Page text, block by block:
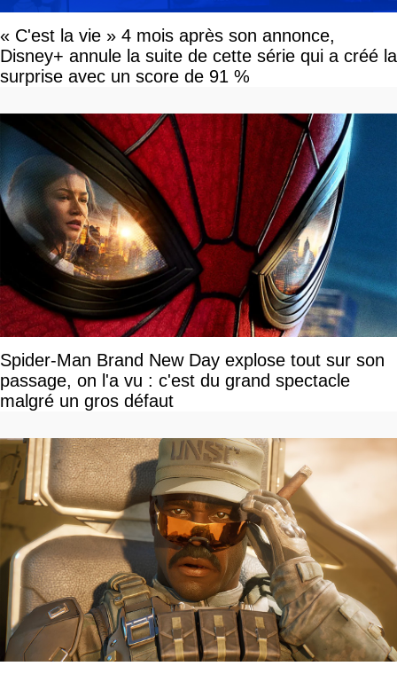
« C'est la vie » 4 mois après son annonce,
Disney+ annule la suite de cette série qui a créé la
surprise avec un score de 91 %
Spider-Man Brand New Day explose tout sur son
passage, on l'a vu : c'est du grand spectacle
malgré un gros défaut